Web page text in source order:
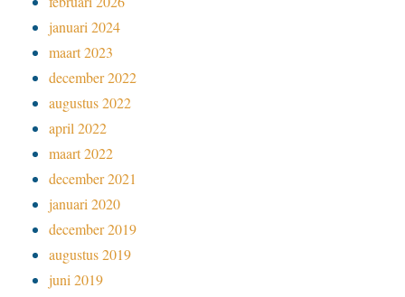
januari 2024
maart 2023
december 2022
augustus 2022
april 2022
maart 2022
december 2021
januari 2020
december 2019
augustus 2019
juni 2019